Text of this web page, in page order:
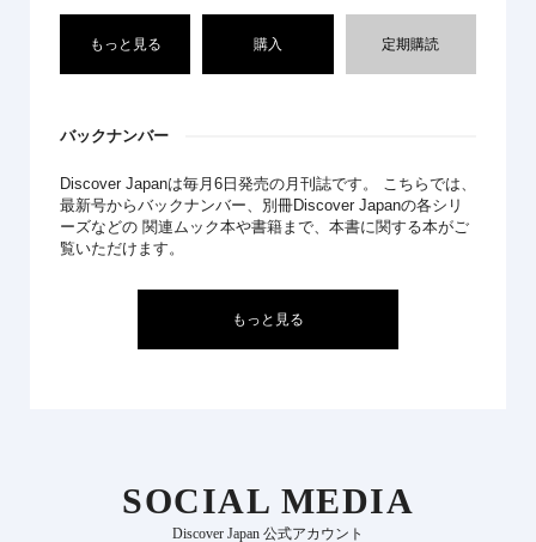
もっと見る 購入 定期購読
バックナンバー
Discover Japanは毎月6日発売の月刊誌です。 こちらでは、
最新号からバックナンバー、別冊Discover Japanの各シリ
ーズなどの 関連ムック本や書籍まで、本書に関する本がご
覧いただけます。
もっと見る
SOCIAL MEDIA
Discover Japan 公式アカウント